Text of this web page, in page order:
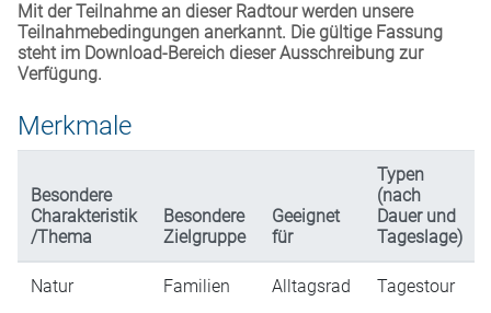
Mit der Teilnahme an dieser Radtour werden unsere
Teilnahmebedingungen anerkannt. Die gültige Fassung
steht im Download-Bereich dieser Ausschreibung zur
Verfügung.
Merkmale
Besondere
Charakteristik
/Thema
Besondere
Zielgruppe
Geeignet
für
Typen
(nach
Dauer und
Tageslage)
Natur
Familien
Alltagsrad
Tagestour